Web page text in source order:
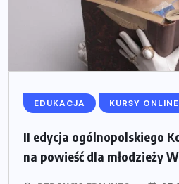
EDUKACJA KURSY
II edycja ogólnopolskiego
na powieść dla młodzieży